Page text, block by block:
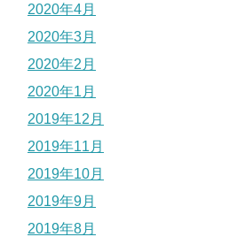
2020年4月
2020年3月
2020年2月
2020年1月
2019年12月
2019年11月
2019年10月
2019年9月
2019年8月